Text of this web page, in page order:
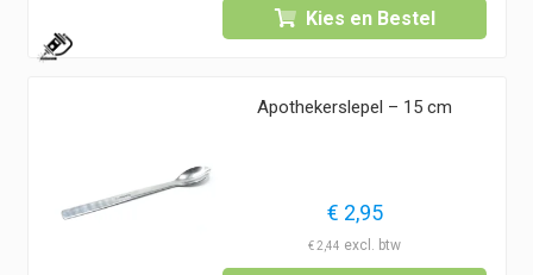
1
Kies en Bestel
Apothekerslepel – 15 cm
€ 2,95
€2,44